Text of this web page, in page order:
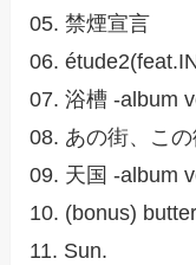
05. 禁煙宣言
06.
07. 浴槽 -album
08. あの街、こ
09. 天国 -album
10. (bonus)
11. Sun.